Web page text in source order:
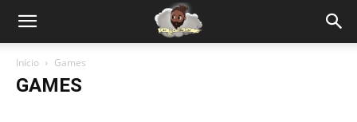
Início Games
GAMES